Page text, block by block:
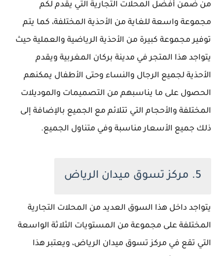
من ضمن أفضل المحلات التجارية التي يقدم لكم
مجموعة واسعة للغاية من الأحذية المختلفة، كما يتم
توفير مجموعة كبيرة من الأحذية الرياضية والعملية حيث
يتواجد هذا المتجر في مدينة بركان المغربية ويقدم
الأحذية لجميع الرجال والنساء وحتى الأطفال يمكنهم
الحصول على ما يناسبهم من التصميمات والموديلات
المختلفة والأحجام التي تتلائم مع الجميع بالإضافة إلى
ذلك جميع الأسعار مناسبة وفي متناول الجميع.
5. مركز تسوق ميدان الرياض
يتواجد داخل هذا السوق العديد من المحلات التجارية
المختلفة على مجموعة من المستويات الثلاثة الواسعة
التي تقع في مركز تسوق ميدان الرياض، ويعتبر هذا